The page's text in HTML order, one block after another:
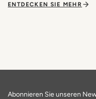
ENTDECKEN SIE MEHR
Abonnieren Sie unseren